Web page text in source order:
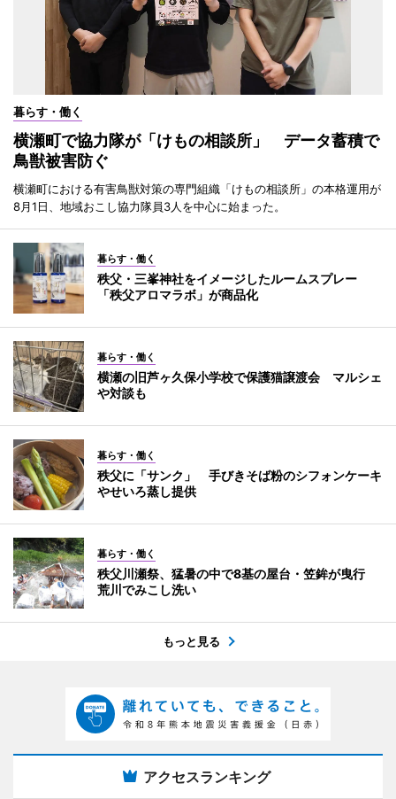
暮らす・働く
横瀬町で協力隊が「けもの相談所」 データ蓄積で
鳥獣被害防ぐ
横瀬町における有害鳥獣対策の専門組織「けもの相談所」の本格運用が
8月1日、地域おこし協力隊員3人を中心に始まった。
暮らす・働く
秩父・三峯神社をイメージしたルームスプレー
「秩父アロマラボ」が商品化
暮らす・働く
横瀬の旧芦ヶ久保小学校で保護猫譲渡会 マルシェ
や対談も
暮らす・働く
秩父に「サンク」 手びきそば粉のシフォンケーキ
やせいろ蒸し提供
暮らす・働く
秩父川瀬祭、猛暑の中で8基の屋台・笠鉾が曳行
荒川でみこし洗い
もっと見る
アクセスランキング